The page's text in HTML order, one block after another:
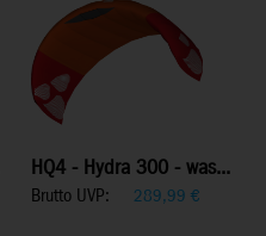
HQ4 - Hydra 300 - was...
Brutto UVP: 289,99 €